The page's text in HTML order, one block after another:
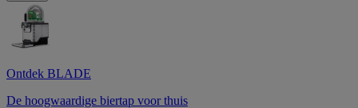
Ontdek BLADE
De hoogwaardige biertap voor thuis